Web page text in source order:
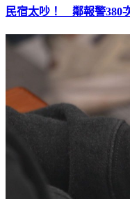
民宿太吵！ 鄰報警380